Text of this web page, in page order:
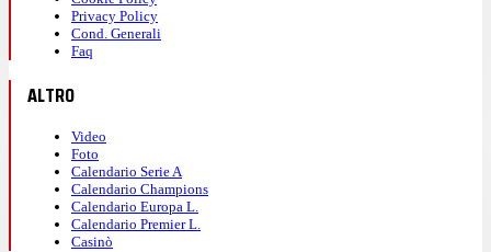
Privacy Policy
Cond. Generali
Faq
ALTRO
Video
Foto
Calendario Serie A
Calendario Champions
Calendario Europa L.
Calendario Premier L.
Casinò